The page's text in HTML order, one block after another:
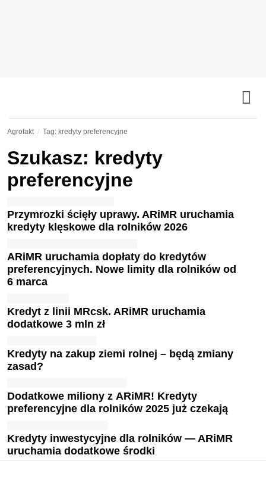
Agrofakt Tag: kredyty preferencyjne
Szukasz: kredyty
preferencyjne
Przymrozki ścięły uprawy. ARiMR uruchamia
kredyty klęskowe dla rolników 2026
ARiMR uruchamia dopłaty do kredytów
preferencyjnych. Nowe limity dla rolników od
6 marca
Kredyt z linii MRcsk. ARiMR uruchamia
dodatkowe 3 mln zł
Kredyty na zakup ziemi rolnej – będą zmiany
zasad?
Dodatkowe miliony z ARiMR! Kredyty
preferencyjne dla rolników 2025 już czekają
Kredyty inwestycyjne dla rolników — ARiMR
uruchamia dodatkowe środki